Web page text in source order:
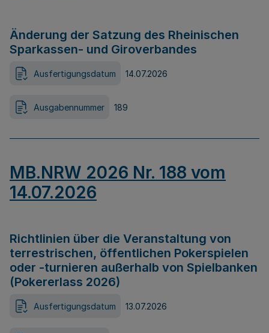
Änderung der Satzung des Rheinischen
Sparkassen- und Giroverbandes
Ausfertigungsdatum 14.07.2026
Ausgabennummer 189
MB.NRW 2026 Nr. 188 vom
14.07.2026
Richtlinien über die Veranstaltung von
terrestrischen, öffentlichen Pokerspielen
oder -turnieren außerhalb von Spielbanken
(Pokererlass 2026)
Ausfertigungsdatum 13.07.2026